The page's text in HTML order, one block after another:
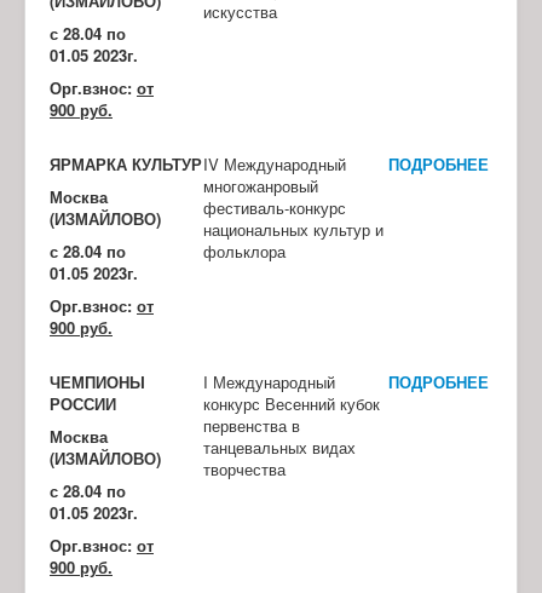
с 28.04 по
01.05 2023г.
Орг.взнос: от
900 руб.
искусства
ЯРМАРКА КУЛЬТУР
Москва
(ИЗМАЙЛОВО)
с 28.04 по
01.05 2023г.
Орг.взнос: от
900 руб.
IV Международный
многожанровый
фестиваль-конкурс
национальных культур и
фольклора
ПОДРОБНЕЕ
ЧЕМПИОНЫ
РОССИИ
Москва
(ИЗМАЙЛОВО)
с 28.04 по
01.05 2023г.
Орг.взнос: от
900 руб.
I Международный
конкурс Весенний кубок
первенства в
танцевальных видах
творчества
ПОДРОБНЕЕ